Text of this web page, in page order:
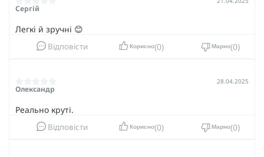
Сергій
Легкі й зручні 😊
Відповісти Корисно 0 Марно 0
Олександр
28.04.2025
Реально круті.
Відповісти Корисно 0 Марно 0